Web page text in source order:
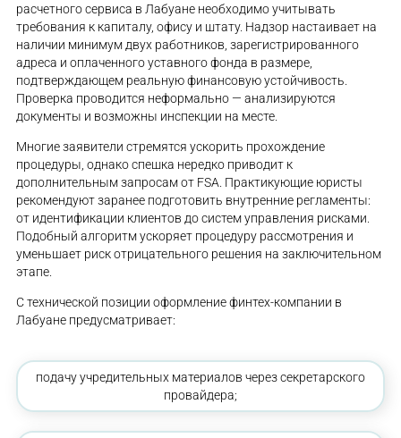
расчетного сервиса в Лабуане необходимо учитывать
требования к капиталу, офису и штату. Надзор настаивает на
наличии минимум двух работников, зарегистрированного
адреса и оплаченного уставного фонда в размере,
подтверждающем реальную финансовую устойчивость.
Проверка проводится неформально — анализируются
документы и возможны инспекции на месте.
Многие заявители стремятся ускорить прохождение
процедуры, однако спешка нередко приводит к
дополнительным запросам от FSA. Практикующие юристы
рекомендуют заранее подготовить внутренние регламенты:
от идентификации клиентов до систем управления рисками.
Подобный алгоритм ускоряет процедуру рассмотрения и
уменьшает риск отрицательного решения на заключительном
этапе.
С технической позиции оформление финтех-компании в
Лабуане предусматривает:
подачу учредительных материалов через секретарского
провайдера;